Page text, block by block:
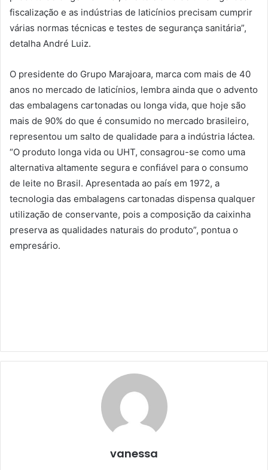
fiscalização e as indústrias de laticínios precisam cumprir
várias normas técnicas e testes de segurança sanitária”,
detalha André Luiz.
O presidente do Grupo Marajoara, marca com mais de 40
anos no mercado de laticínios, lembra ainda que o advento
das embalagens cartonadas ou longa vida, que hoje são
mais de 90% do que é consumido no mercado brasileiro,
representou um salto de qualidade para a indústria láctea.
“O produto longa vida ou UHT, consagrou-se como uma
alternativa altamente segura e confiável para o consumo
de leite no Brasil. Apresentada ao país em 1972, a
tecnologia das embalagens cartonadas dispensa qualquer
utilização de conservante, pois a composição da caixinha
preserva as qualidades naturais do produto”, pontua o
empresário.
vanessa